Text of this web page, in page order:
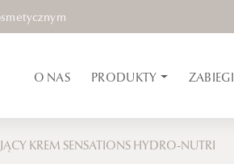
O NAS PRODUKTY ZABIEGI
KREM SENSATIONS HYDRO-NUTRI